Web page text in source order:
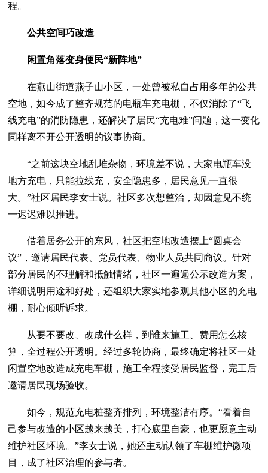
程。
公共空间巧改造
闲置角落变身便民“新阵地”
在燕山街道燕子山小区，一处曾被私自占用多年的公共
空地，如今成了整齐规范的电瓶车充电棚，不仅消除了“飞
线充电”的消防隐患，还解决了居民“充电难”问题，这一变化
同样离不开公开透明的议事协商。
“之前这块空地乱堆杂物，环境差不说，大家电瓶车没
地方充电，只能拉线充，安全隐患多，居民意见一直很
大。”社区居民李女士说。社区多次想整治，却因意见不统
一迟迟难以推进。
借着居务公开的东风，社区把空地改造摆上“圆桌会
议”，邀请居民代表、党员代表、物业人员共同商议。针对
部分居民的不理解和抵触情绪，社区一遍遍公示改造方案，
详细说明用途和好处，还组织大家实地参观其他小区的充电
棚，耐心倾听诉求。
从要不要改、改成什么样，到谁来施工、费用怎么核
算，全过程公开透明。经过多轮协商，最终确定将社区一处
闲置空地改造成充电车棚，施工全程接受居民监督，完工后
邀请居民现场验收。
如今，规范充电桩整齐排列，环境整洁有序。“看着自
己参与改造的小区越来越美，打心底里自豪，也更愿意主动
维护社区环境。”李女士说，她还主动认领了车棚维护微项
目，成了社区治理的参与者。